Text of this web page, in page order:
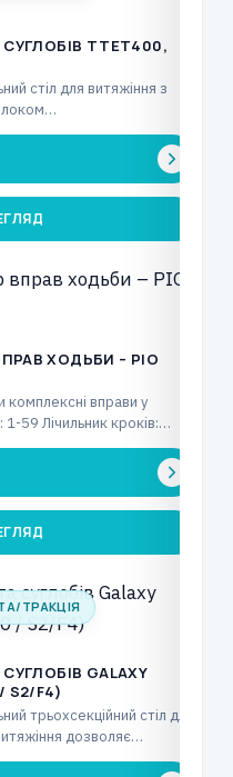
TTET400,
стіл для витяжіння з
ХОДЬБИ – PIO
комплексні вправи у
59 Лічильник кроків:
ТРАКЦІЯ
GALAXY
S2/F4)
трьохсекційний стіл для
дозволяє…